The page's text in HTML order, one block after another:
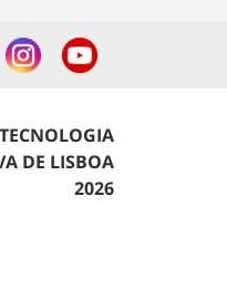
DE LISBOA
2026